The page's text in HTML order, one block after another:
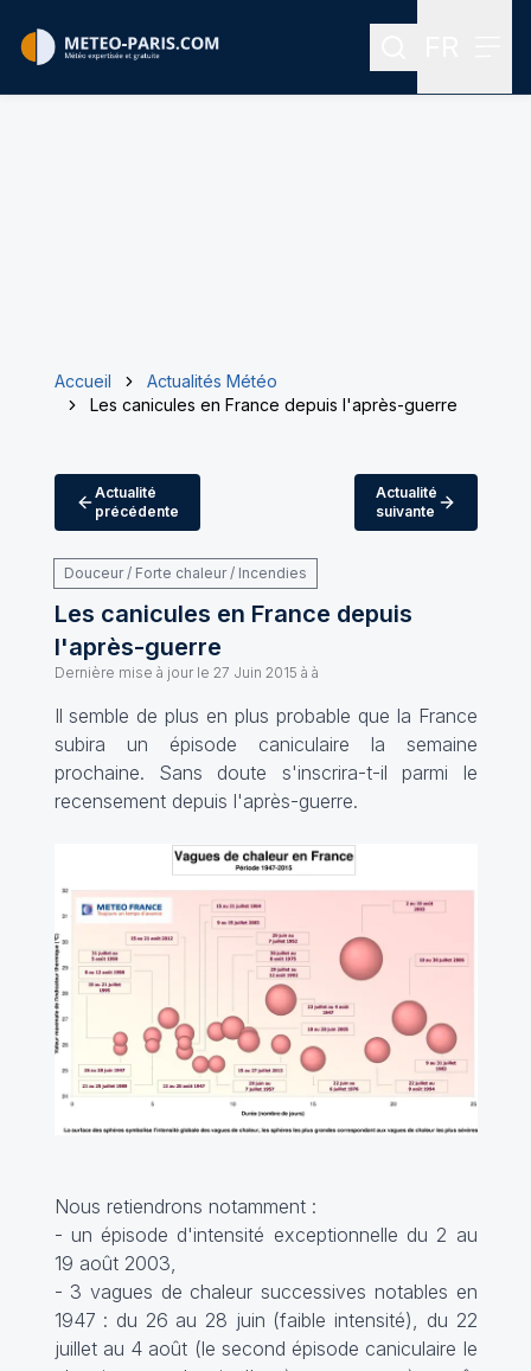
Rechercher
Accueil
Actualités Météo
Les canicules en France depuis l'après-guerre
Actualité
précédente
Actualité
suivante
Douceur / Forte chaleur / Incendies
Les canicules en France depuis
l'après-guerre
Dernière mise à jour le 27 Juin 2015 à à
Il semble de plus en plus probable que la France
subira un épisode caniculaire la semaine
prochaine. Sans doute s'inscrira-t-il parmi le
recensement depuis l'après-guerre.
Nous retiendrons notamment :
- un épisode d'intensité exceptionnelle du 2 au
19 août 2003,
- 3 vagues de chaleur successives notables en
1947 : du 26 au 28 juin (faible intensité), du 22
juillet au 4 août (le second épisode caniculaire le